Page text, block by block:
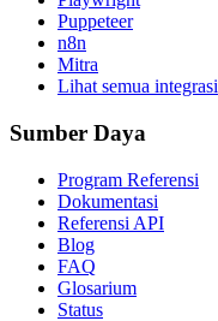
Puppeteer
n8n
Mitra
Lihat semua integrasi
Sumber Daya
Program Referensi
Dokumentasi
Referensi API
Blog
FAQ
Glosarium
Status